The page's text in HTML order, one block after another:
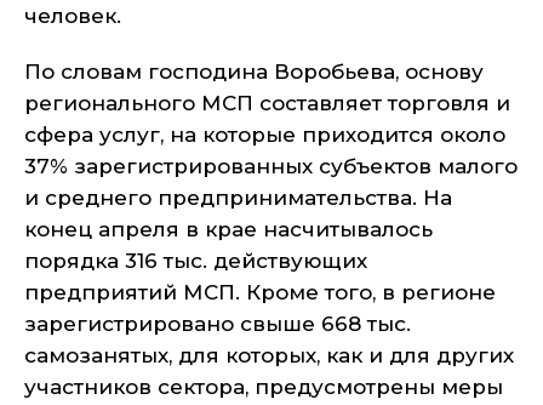
человек.
По словам господина Воробьева, основу
регионального МСП составляет торговля и
сфера услуг, на которые приходится около
37% зарегистрированных субъектов малого
и среднего предпринимательства. На
конец апреля в крае насчитывалось
порядка 316 тыс. действующих
предприятий МСП. Кроме того, в регионе
зарегистрировано свыше 668 тыс.
самозанятых, для которых, как и для других
участников сектора, предусмотрены меры